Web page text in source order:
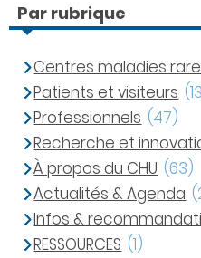
Par rubrique
Centres maladies
Patients et visiteurs
Professionnels (47)
Recherche et
À propos du CHU (63)
Actualités & Agenda
Infos &
RESSOURCES (1)